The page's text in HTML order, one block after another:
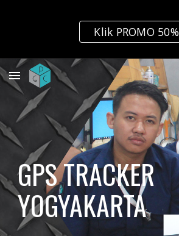
Skip to main content
Klik PROMO 50%
GPS TRACKER
YOGYAKARTA